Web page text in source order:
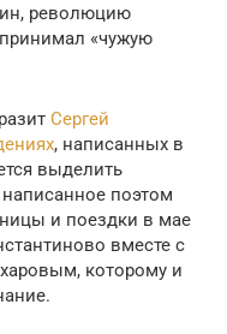
революцию
«чужую
Сергей
, написанных в
выделить
написанное поэтом
и поездки в мае
вместе с
которому и